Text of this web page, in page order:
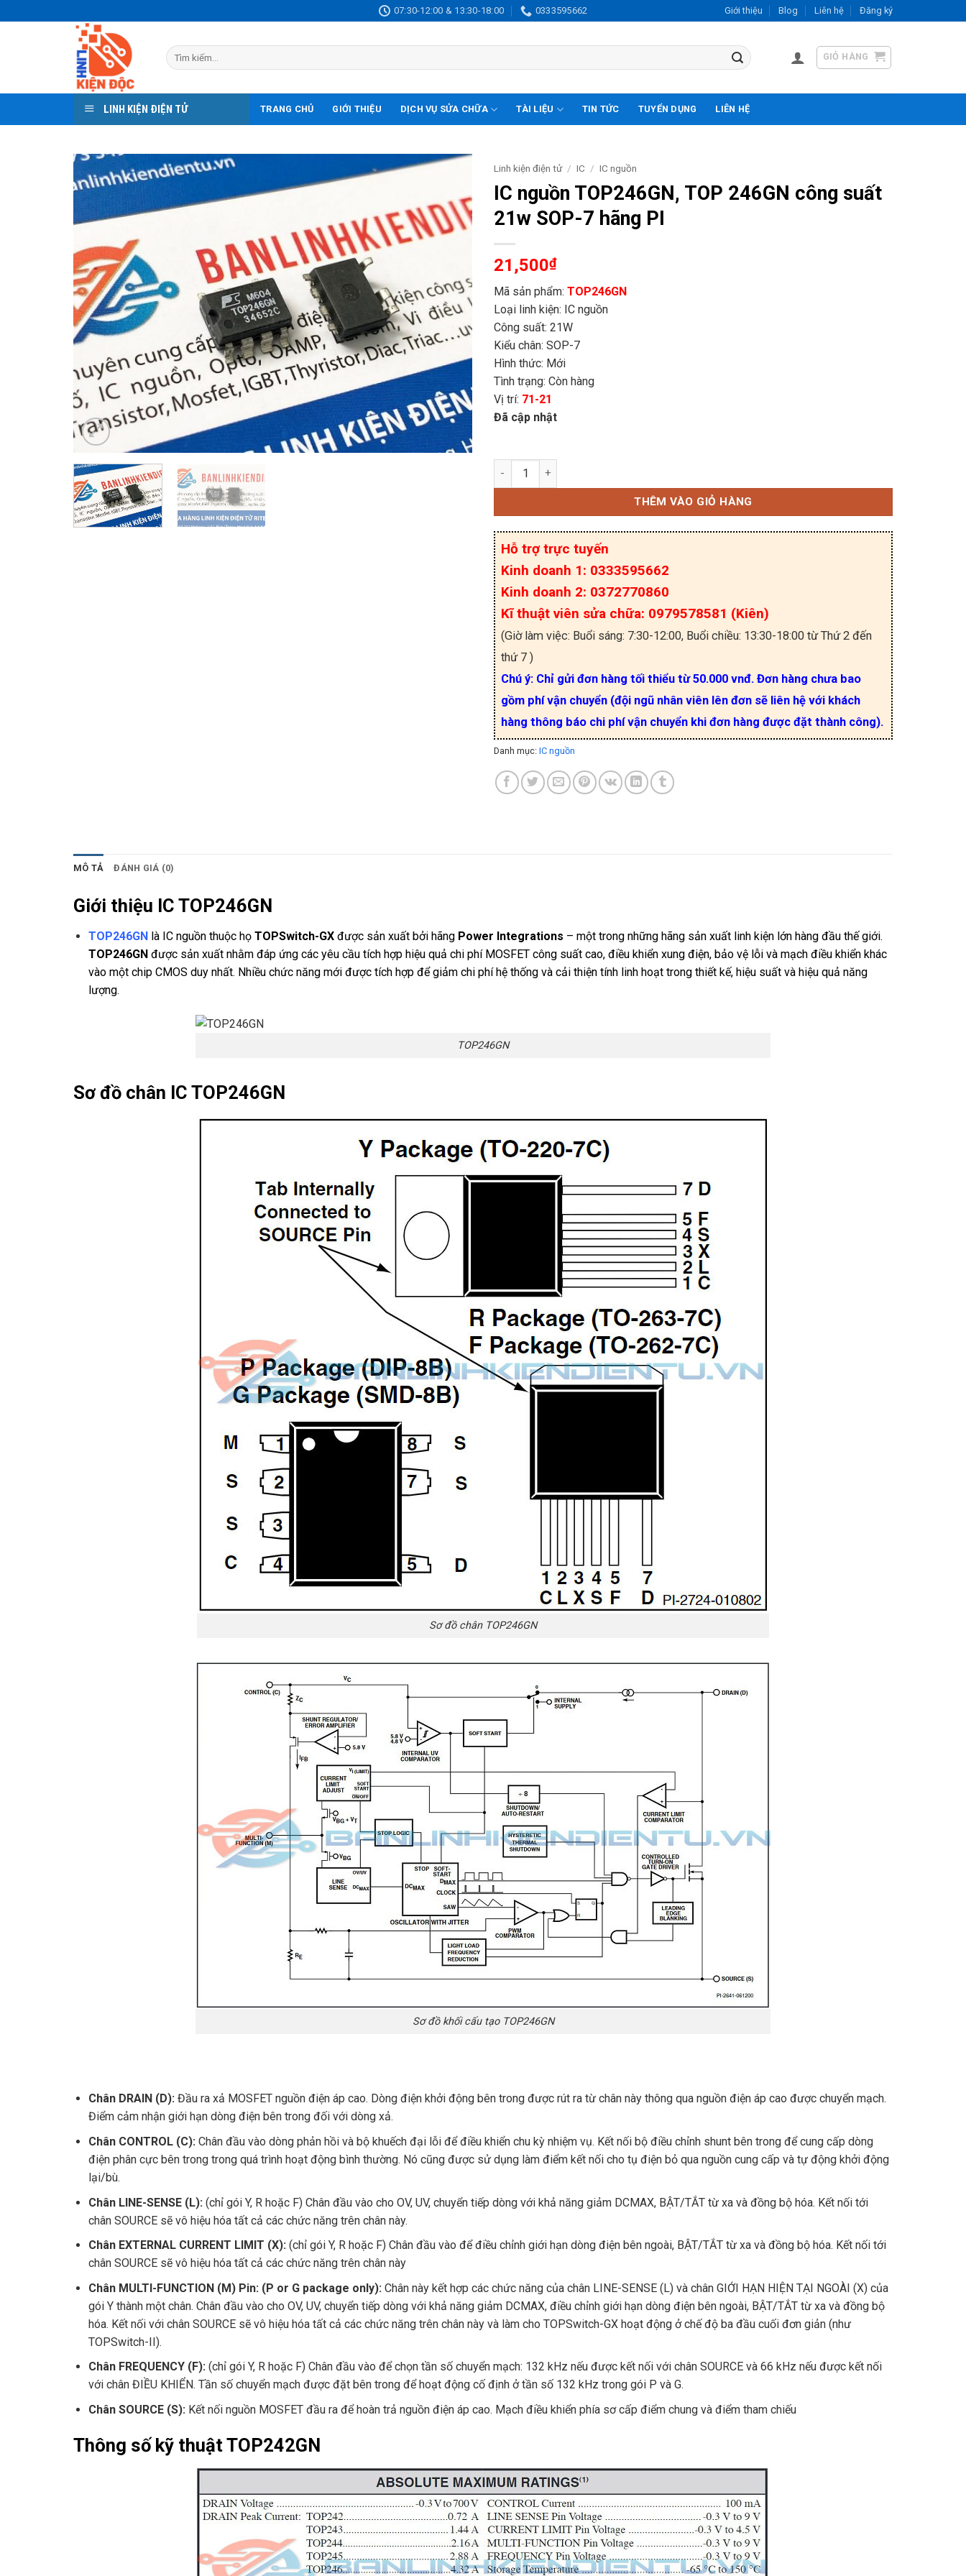
to
07:30-12:00 & 13:30-18:00 0333595662 Giới thiệu Blog Liên hệ Đăng ký
Tìm
kiếm:
GIỎ HÀNG
LINH KIỆN ĐIỆN TỬ TRANG CHỦ GIỚI THIỆU DỊCH VỤ SỬA CHỮA TÀI LIỆU TIN TỨC TUYỂN DỤNG LIÊN HỆ
Linh kiện điện tử / IC / IC nguồn
IC nguồn TOP246GN, TOP 246GN công suất
21w SOP-7 hãng PI
21,500₫
Mã sản phẩm: TOP246GN
Loại linh kiện: IC nguồn
Công suất: 21W
Kiểu chân: SOP-7
Hình thức: Mới
Tình trạng: Còn hàng
Vị trí: 71-21
Đã cập nhật
IC nguồn TOP246GN, TOP 246GN công suất 21w SOP-7 hãng PI số lượng
THÊM VÀO GIỎ HÀNG
Hỗ trợ trực tuyến
Kinh doanh 1: 0333595662
Kinh doanh 2: 0372770860
Kĩ thuật viên sửa chữa: 0979578581 (Kiên)
(Giờ làm việc: Buổi sáng: 7:30-12:00, Buổi chiều: 13:30-18:00 từ Thứ 2 đến
thứ 7 )
Chú ý: Chỉ gửi đơn hàng tối thiểu từ 50.000 vnđ. Đơn hàng chưa bao
gồm phí vận chuyển (đội ngũ nhân viên lên đơn sẽ liên hệ với khách
hàng thông báo chi phí vận chuyển khi đơn hàng được đặt thành công).
Danh mục: IC nguồn
MÔ TẢ ĐÁNH GIÁ (0)
Giới thiệu IC TOP246GN
TOP246GN là IC nguồn thuộc họ TOPSwitch-GXđược sản xuất bởi hãng Power Integrations – một trong những hãng sản xuất linh kiện lớn hàng đầu thế giới.
TOP246GN được sản xuất nhằm đáp ứng các yêu cầu tích hợp hiệu quả chi phí MOSFET công suất cao, điều khiển xung điện, bảo vệ lỗi và mạch điều khiển khác
vào một chip CMOS duy nhất. Nhiều chức năng mới được tích hợp để giảm chi phí hệ thống và cải thiện tính linh hoạt trong thiết kế, hiệu suất và hiệu quả năng
lượng.
TOP246GN
Sơ đồ chân IC TOP246GN
Sơ đồ chân TOP246GN
Sơ đồ khối cấu tạo TOP246GN
Chân DRAIN (D):Đầu ra xả MOSFET nguồn điện áp cao. Dòng điện khởi động bên trong được rút ra từ chân này thông qua nguồn điện áp cao được chuyển mạch.
Điểm cảm nhận giới hạn dòng điện bên trong đối với dòng xả.
Chân CONTROL (C):Chân đầu vào dòng phản hồi và bộ khuếch đại lỗi để điều khiển chu kỳ nhiệm vụ. Kết nối bộ điều chỉnh shunt bên trong để cung cấp dòng
điện phân cực bên trong trong quá trình hoạt động bình thường. Nó cũng được sử dụng làm điểm kết nối cho tụ điện bỏ qua nguồn cung cấp và tự động khởi động
lại/bù.
Chân LINE-SENSE (L): (chỉ gói Y, R hoặc F) Chân đầu vào cho OV, UV, chuyển tiếp dòng với khả năng giảm DCMAX, BẬT/TẮT từ xa và đồng bộ hóa. Kết nối tới
chân SOURCE sẽ vô hiệu hóa tất cả các chức năng trên chân này.
Chân EXTERNAL CURRENT LIMIT (X):(chỉ gói Y, R hoặc F) Chân đầu vào để điều chỉnh giới hạn dòng điện bên ngoài, BẬT/TẮT từ xa và đồng bộ hóa. Kết nối tới
chân SOURCE sẽ vô hiệu hóa tất cả các chức năng trên chân này
Chân MULTI-FUNCTION (M) Pin: (P or G package only): Chân này kết hợp các chức năng của chân LINE-SENSE (L) và chân GIỚI HẠN HIỆN TẠI NGOÀI (X) của
gói Y thành một chân. Chân đầu vào cho OV, UV, chuyển tiếp dòng với khả năng giảm DCMAX, điều chỉnh giới hạn dòng điện bên ngoài, BẬT/TẮT từ xa và đồng bộ
hóa. Kết nối với chân SOURCE sẽ vô hiệu hóa tất cả các chức năng trên chân này và làm cho TOPSwitch-GX hoạt động ở chế độ ba đầu cuối đơn giản (như
TOPSwitch-II).
Chân FREQUENCY (F):(chỉ gói Y, R hoặc F) Chân đầu vào để chọn tần số chuyển mạch: 132 kHz nếu được kết nối với chân SOURCE và 66 kHz nếu được kết nối
với chân ĐIỀU KHIỂN. Tần số chuyển mạch được đặt bên trong để hoạt động cố định ở tần số 132 kHz trong gói P và G.
Chân SOURCE (S):Kết nối nguồn MOSFET đầu ra để hoàn trả nguồn điện áp cao. Mạch điều khiển phía sơ cấp điểm chung và điểm tham chiếu
Thông số kỹ thuật TOP242GN